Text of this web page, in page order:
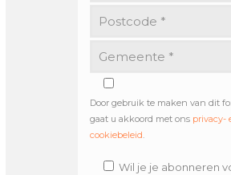
Door gebruik te maken van dit
gaat u akkoord met ons privacy-
cookiebeleid.
Wil je je abonneren